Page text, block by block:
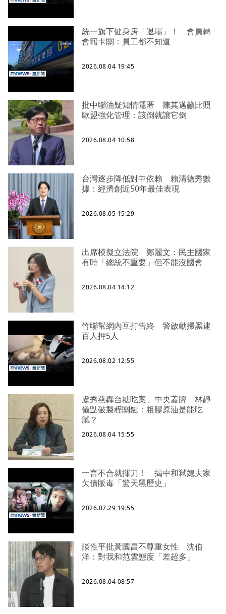
統一旗下健身房「退場」！ 會員轉
會籍卡關：員工都不知道
2026.08.04 19:45
批中聯油疑知情隱匿 陳其邁籲比照
歐盟強化管理：該倒就讓它倒
2026.08.04 10:58
台灣逐步降低對中依賴 賴清德秀數
據：經濟創近50年最佳表現
2026.08.05 15:29
出席模擬立法院 鄭麗文：民主國家
有時「總統不重要」但不能沒國會
2026.08.04 14:12
竹聯幫網內互打告終 警啟動掃黑逮
百人押5人
2026.08.02 12:55
盧秀燕轟台糖吃案、中央蓋牌 林靜
儀點破製程關鍵：粗膠原油是能吃
膩？
2026.08.04 15:55
一言不合就揮刀！ 揭中和弒媳夫家
欠債販毒「驚天黑歷史」
2026.07.29 19:55
談性平批黃國昌不尊重女性 沈伯
洋：對我和范雲態度「差超多」
2026.08.04 08:57